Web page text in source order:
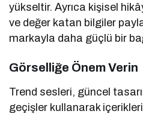
yükseltir. Ayrıca kişisel
ve değer katan bilgiler
markayla daha güçlü bir
Görselliğe Önem Verin
Trend sesleri, güncel
geçişler kullanarak